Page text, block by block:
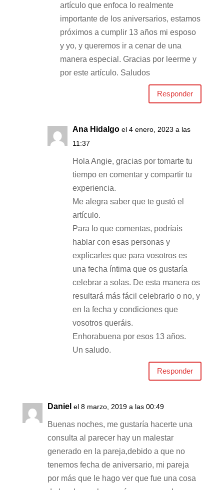
artículo que enfoca lo realmente
importante de los aniversarios, estamos
próximos a cumplir 13 años mi esposo
y yo, y queremos ir a cenar de una
manera especial. Gracias por leerme y
por este artículo. Saludos
Responder
Ana Hidalgo el 4 enero, 2023 a las
11:37
Hola Angie, gracias por tomarte tu
tiempo en comentar y compartir tu
experiencia.
Me alegra saber que te gustó el
artículo.
Para lo que comentas, podríais
hablar con esas personas y
explicarles que para vosotros es
una fecha íntima que os gustaría
celebrar a solas. De esta manera os
resultará más fácil celebrarlo o no, y
en la fecha y condiciones que
vosotros queráis.
Enhorabuena por esos 13 años.
Un saludo.
Responder
Daniel el 8 marzo, 2019 a las 00:49
Buenas noches, me gustaría hacerte una
consulta al parecer hay un malestar
generado en la pareja,debido a que no
tenemos fecha de aniversario, mi pareja
por más que le hago ver que fue una cosa